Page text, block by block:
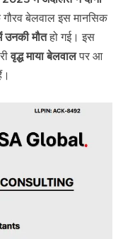
बेलवाल इस मानसिक
उनकी मौतहो गई। इस
वृद्ध माया बेलवालपर आ